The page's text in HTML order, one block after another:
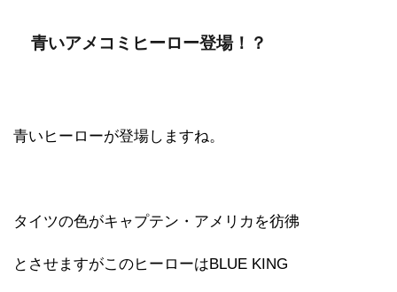
青いアメコミヒーロー登場！？
青いヒーローが登場しますね。
タイツの色がキャプテン・アメリカを彷彿
とさせますがこのヒーローはBLUE KING